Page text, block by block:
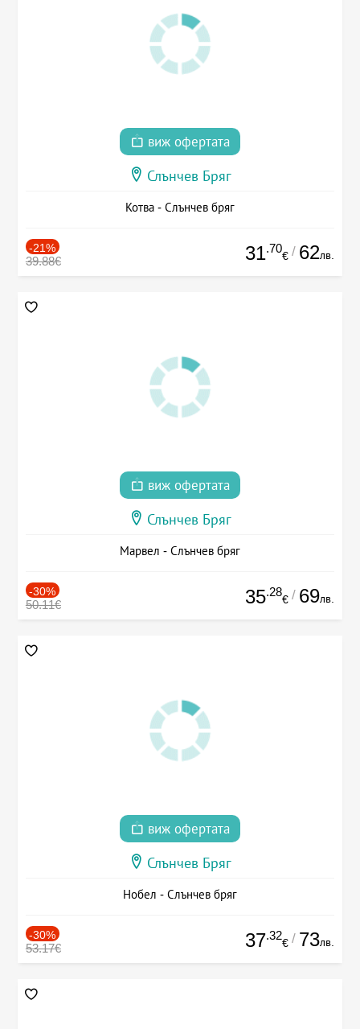
виж офертата
Слънчев Бряг
Котва - Слънчев бряг
-21%
39.88€ 31.70
€ / 62лв.
виж офертата
Слънчев Бряг
Марвел - Слънчев бряг
-30%
50.11€ 35.28
€ / 69лв.
виж офертата
Слънчев Бряг
Нобел - Слънчев бряг
-30%
53.17€ 37.32
€ / 73лв.